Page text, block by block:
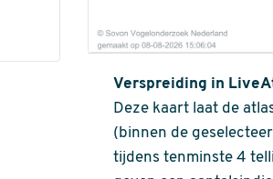
Verspreiding in
Deze kaart laat de
(binnen de
tijdens tenminste 4